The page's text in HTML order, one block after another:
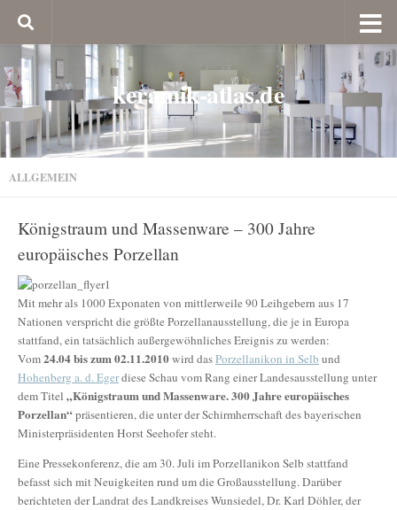
keramik-atlas.de
ALLGEMEIN
Königstraum und Massenware – 300 Jahre
europäisches Porzellan
Mit mehr als 1000 Exponaten von mittlerweile 90 Leihgebern aus 17
Nationen verspricht die größte Porzellanausstellung, die je in Europa
stattfand, ein tatsächlich außergewöhnliches Ereignis zu werden:
Vom24.04 bis zum 02.11.2010wird dasPorzellanikon in Selb und
Hohenberg a. d. Egerdiese Schau vom Rang einer Landesausstellung unter
dem Titel „Königstraum und Massenware. 300 Jahre europäisches
Porzellan“präsentieren, die unter der Schirmherrschaft des bayerischen
Ministerpräsidenten Horst Seehofer steht.
Eine Pressekonferenz, die am 30. Juli im Porzellanikon Selb stattfand
befasst sich mit Neuigkeiten rund um die Großausstellung. Darüber
berichteten der Landrat des Landkreises Wunsiedel, Dr. Karl Döhler, der